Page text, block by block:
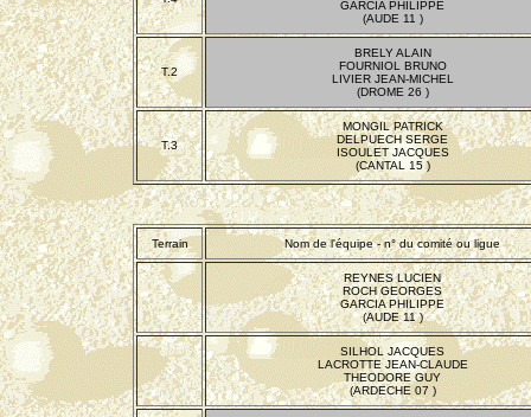
GARCIA PHILIPPE
(AUDE 11 )
T.2
BRELY ALAIN
FOURNIOL BRUNO
LIVIER JEAN-MICHEL
(DROME 26 )
T.3
MONGIL PATRICK
DELPUECH SERGE
ISOULET JACQUES
(CANTAL 15 )
Terrain Nom de l'équipe - n° du comité ou ligue
REYNES LUCIEN
ROCH GEORGES
GARCIA PHILIPPE
(AUDE 11 )
SILHOL JACQUES
LACROTTE JEAN-CLAUDE
THEODORE GUY
(ARDECHE 07 )